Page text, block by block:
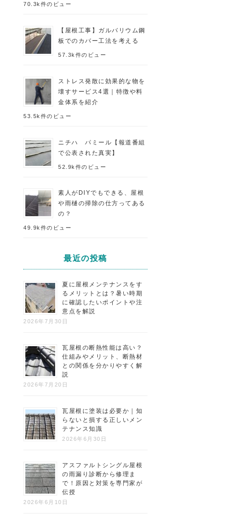
70.3k件のビュー
【屋根工事】ガルバリウム鋼
板でのカバー工法を考える
57.3k件のビュー
ストレス発散に効果的な物を
壊すサービス4選｜特徴や料
金体系を紹介
53.5k件のビュー
ニチハ パミール【報道番組
で公表された真実】
52.9k件のビュー
素人がDIYでもできる、屋根
や雨樋の掃除の仕方ってある
の？
49.9k件のビュー
最近の投稿
夏に屋根メンテナンスをす
るメリットとは？暑い時期
に確認したいポイントや注
意点を解説
2026年7月30日
瓦屋根の断熱性能は高い？
仕組みやメリット、断熱材
との関係を分かりやすく解
説
2026年7月20日
瓦屋根に塗装は必要か｜知
らないと損する正しいメン
テナンス知識
2026年6月30日
アスファルトシングル屋根
の雨漏り診断から修理ま
で！原因と対策を専門家が
伝授
2026年6月10日